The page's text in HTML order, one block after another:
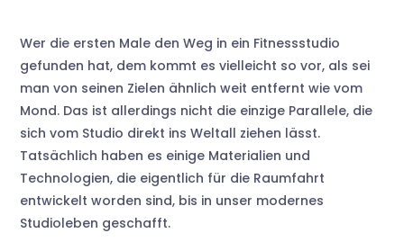
Wer die ersten Male den Weg in ein Fitnessstudio
gefunden hat, dem kommt es vielleicht so vor, als sei
man von seinen Zielen ähnlich weit entfernt wie vom
Mond. Das ist allerdings nicht die einzige Parallele, die
sich vom Studio direkt ins Weltall ziehen lässt.
Tatsächlich haben es einige Materialien und
Technologien, die eigentlich für die Raumfahrt
entwickelt worden sind, bis in unser modernes
Studioleben geschafft.